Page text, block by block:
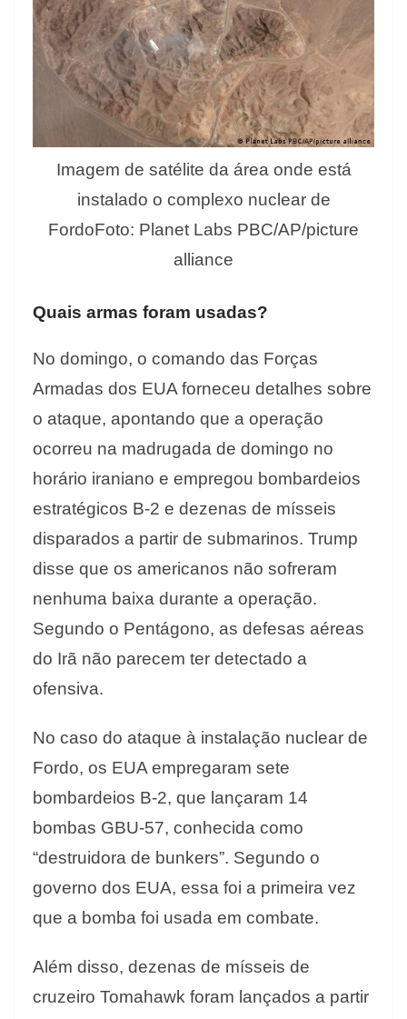
Imagem de satélite da área onde está
instalado o complexo nuclear de
FordoFoto: Planet Labs PBC/AP/picture
alliance
Quais armas foram usadas?
No domingo, o comando das Forças
Armadas dos EUA forneceu detalhes sobre
o ataque, apontando que a operação
ocorreu na madrugada de domingo no
horário iraniano e empregou bombardeios
estratégicos B-2 e dezenas de mísseis
disparados a partir de submarinos. Trump
disse que os americanos não sofreram
nenhuma baixa durante a operação.
Segundo o Pentágono, as defesas aéreas
do Irã não parecem ter detectado a
ofensiva.
No caso do ataque à instalação nuclear de
Fordo, os EUA empregaram sete
bombardeios B-2, que lançaram 14
bombas GBU-57, conhecida como
“destruidora de bunkers”. Segundo o
governo dos EUA, essa foi a primeira vez
que a bomba foi usada em combate.
Além disso, dezenas de mísseis de
cruzeiro Tomahawk foram lançados a partir